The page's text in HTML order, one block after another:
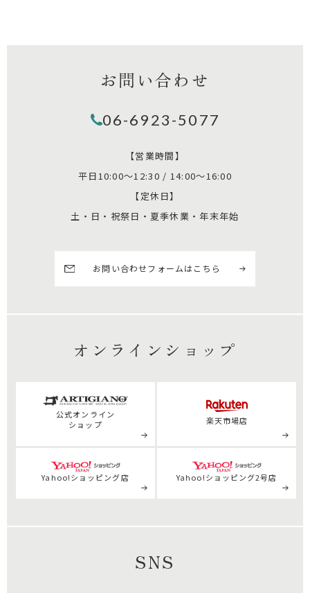
お問い合わせ
06-6923-5077
【営業時間】
平日10:00～12:30 / 14:00～16:00
【定休日】
土・日・祝祭日・夏季休業・年末年始
お問い合わせフォームはこちら
オンラインショップ
公式オンライン
ショップ
楽天市場店
Yahoo!ショッピング店 Yahoo!ショッピング2号店
SNS